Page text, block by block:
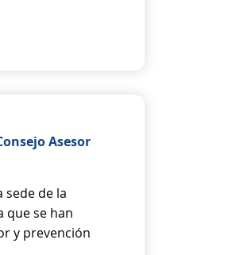
Asesor
sede de la
que se han
y prevención